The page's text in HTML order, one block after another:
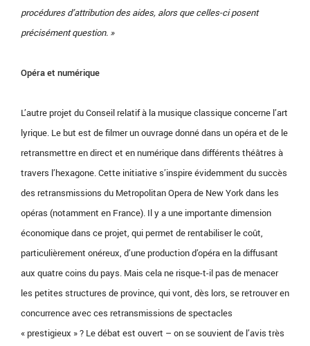
procédures d’attribution des aides, alors que celles-ci posent
précisément question. »
Opéra et numérique
L’autre projet du Conseil relatif à la musique classique concerne l’art
lyrique. Le but est de filmer un ouvrage donné dans un opéra et de le
retransmettre en direct et en numérique dans différents théâtres à
travers l’hexagone. Cette initiative s’inspire évidemment du succès
des retransmissions du Metropolitan Opera de New York dans les
opéras (notamment en France). Il y a une importante dimension
économique dans ce projet, qui permet de rentabiliser le coût,
particulièrement onéreux, d’une production d’opéra en la diffusant
aux quatre coins du pays. Mais cela ne risque-t-il pas de menacer
les petites structures de province, qui vont, dès lors, se retrouver en
concurrence avec ces retransmissions de spectacles
« prestigieux » ? Le débat est ouvert – on se souvient de l’avis très